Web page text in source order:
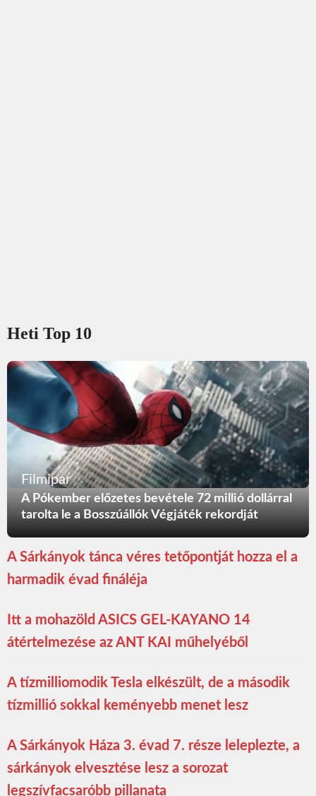
Heti Top 10
Filmipar
A Pókember előzetes bevétele 72 millió dollárral
tarolta le a Bosszúállók Végjáték rekordját
A Sárkányok tánca véres tetőpontját hozza el a
harmadik évad fináléja
Itt a mohazöld ASICS GEL-KAYANO 14
átértelmezése az ANT KAI műhelyéből
A tízmilliomodik Tesla elkészült, de a második
tízmillió sokkal keményebb menet lesz
A Sárkányok Háza 3. évad 7. része leleplezte, a
sárkányok elvesztése lesz a sorozat
legszívfacsaróbb pillanata